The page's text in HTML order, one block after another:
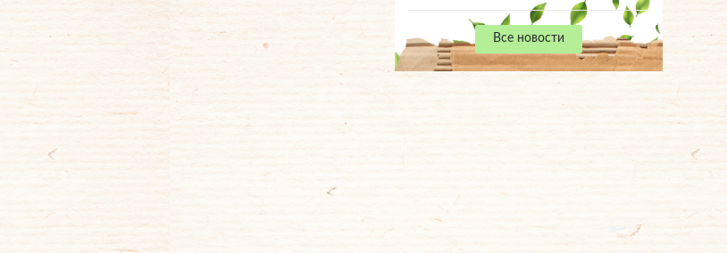
Все новости